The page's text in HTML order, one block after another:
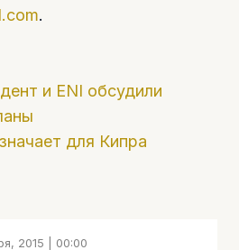
.
и ENI обсудили
для Кипра
2015 | 00:00